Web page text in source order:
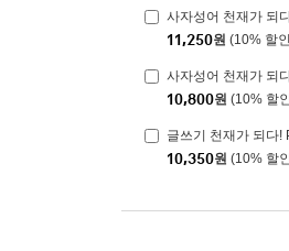
사자성어 천재가 되
11,250원 (10% 할
사자성어 천재가 되
10,800원 (10% 할
글쓰기 천재가 되다!
10,350원 (10% 할